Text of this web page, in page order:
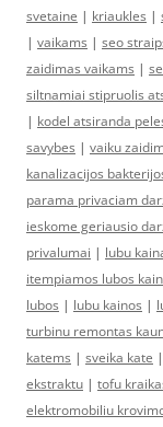
svetaine | kriaukles |
| vaikams | seo
zaidimas vaikams |
siltnamiai stipruolis
| kodel atsiranda
savybes | vaiku
kanalizacijos
parama privaciam
ieskome geriausio
privalumai | lubu
itempiamos lubos
lubos | lubu kainos |
turbinu remontas
katems | sveika kate |
ekstraktu | tofu
elektromobiliu